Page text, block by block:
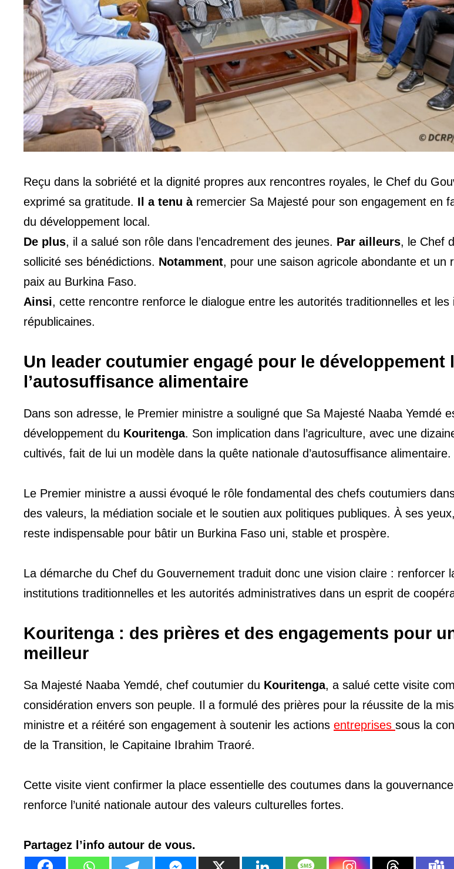
Reçu dans la sobriété et la dignité propres aux rencontres royales, le Chef du
exprimé sa gratitude. Il a tenu àremercier Sa Majesté pour son engagement en
du développement local.
De plus, il a salué son rôle dans l’encadrement des jeunes. Par ailleurs, le Chef
sollicité ses bénédictions. Notamment, pour une saison agricole abondante et un
paix au Burkina Faso.
Ainsi, cette rencontre renforce le dialogue entre les autorités traditionnelles et les
républicaines.
Un leader coutumier engagé pour le développement
l’autosuffisance alimentaire
Dans son adresse, le Premier ministre a souligné que Sa Majesté Naaba Yemdé
développement du Kouritenga. Son implication dans l’agriculture, avec une
cultivés, fait de lui un modèle dans la quête nationale d’autosuffisance alimentaire.
Le Premier ministre a aussi évoqué le rôle fondamental des chefs coutumiers
des valeurs, la médiation sociale et le soutien aux politiques publiques. À ses
reste indispensable pour bâtir un Burkina Faso uni, stable et prospère.
La démarche du Chef du Gouvernement traduit donc une vision claire : renforcer
institutions traditionnelles et les autorités administratives dans un esprit de
Kouritenga : des prières et des engagements pour
meilleur
Sa Majesté Naaba Yemdé, chef coutumier du Kouritenga, a salué cette visite
considération envers son peuple. Il a formulé des prières pour la réussite de la
ministre et a réitéré son engagement à soutenir les actions entreprises sous la
de la Transition, le Capitaine Ibrahim Traoré.
Cette visite vient confirmer la place essentielle des coutumes dans la
renforce l’unité nationale autour des valeurs culturelles fortes.
Partagez l’info autour de vous.